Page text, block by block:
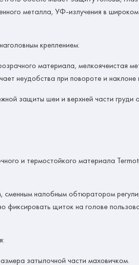
металла, УФ-излучения в
креплением:
материала,
неудобства при повороте и наклоне
защиты шеи и верхней части груди
и термостойкого материала
сменным налобным обтюратором
фиксировать щиток на голове
затылочной части маховичком.